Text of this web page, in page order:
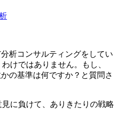
析コンサルティングをしてい
けではありません。もし、
の基準は何ですか？と質問さ
見に負けて、ありきたりの戦略